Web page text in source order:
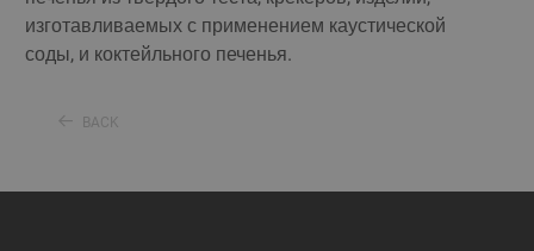
изготавливаемых с применением каустической
соды, и коктейльного печенья.
BACK